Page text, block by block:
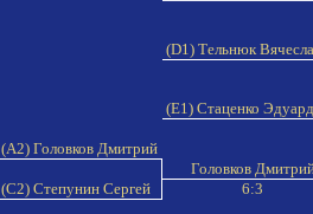
(D1) Тельнюк
(E1) Стаценко
(A2) Головков Дмитрий
Головков
(C2) Степунин Сергей
6:3